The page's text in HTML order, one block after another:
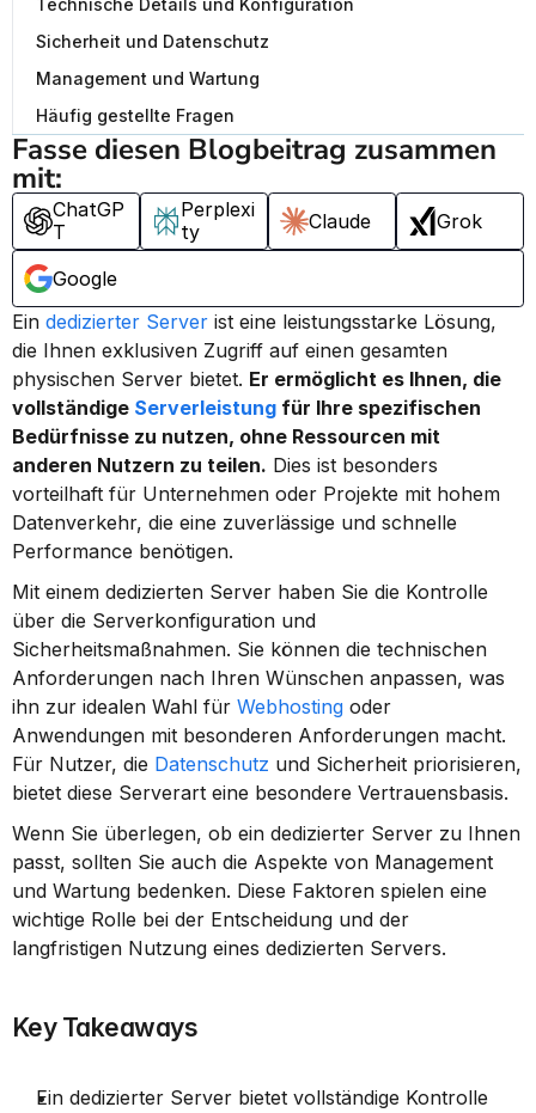
Technische Details und Konfiguration
Sicherheit und Datenschutz
Management und Wartung
Häufig gestellte Fragen
Fasse diesen Blogbeitrag zusammen
mit:
ChatGP
T
Perplexi
ty
Claude Grok
Google
Ein dedizierter Server ist eine leistungsstarke Lösung,
die Ihnen exklusiven Zugriff auf einen gesamten
physischen Server bietet. Er ermöglicht es Ihnen, die
vollständige Serverleistung für Ihre spezifischen
Bedürfnisse zu nutzen, ohne Ressourcen mit
anderen Nutzern zu teilen. Dies ist besonders
vorteilhaft für Unternehmen oder Projekte mit hohem
Datenverkehr, die eine zuverlässige und schnelle
Performance benötigen.
Mit einem dedizierten Server haben Sie die Kontrolle
über die Serverkonfiguration und
Sicherheitsmaßnahmen. Sie können die technischen
Anforderungen nach Ihren Wünschen anpassen, was
ihn zur idealen Wahl für Webhosting oder
Anwendungen mit besonderen Anforderungen macht.
Für Nutzer, die Datenschutz und Sicherheit priorisieren,
bietet diese Serverart eine besondere Vertrauensbasis.
Wenn Sie überlegen, ob ein dedizierter Server zu Ihnen
passt, sollten Sie auch die Aspekte von Management
und Wartung bedenken. Diese Faktoren spielen eine
wichtige Rolle bei der Entscheidung und der
langfristigen Nutzung eines dedizierten Servers.
Key Takeaways
Ein dedizierter Server bietet vollständige Kontrolle